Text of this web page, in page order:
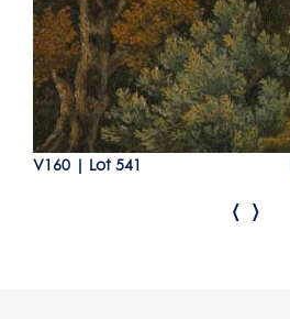
V160 Lot 541
‹ ›